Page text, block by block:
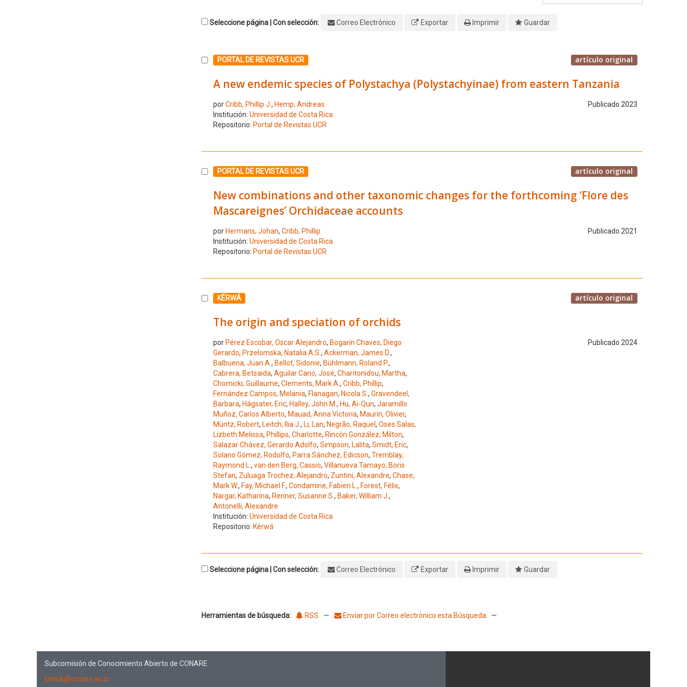
Seleccione página | Con selección: Correo Electrónico Exportar Imprimir Guardar
Seleccione el número de resultado 1
PORTAL DE REVISTAS UCR artículo original
A new endemic species of Polystachya (Polystachyinae) from eastern Tanzania
porCribb, Phillip J., Hemp, Andreas
Publicado 2023
Institución: Universidad de Costa Rica
Repositorio: Portal de Revistas UCR
Seleccione el número de resultado 2
PORTAL DE REVISTAS UCR artículo original
New combinations and other taxonomic changes for the forthcoming ‘Flore des
Mascareignes’ Orchidaceae accounts
por Hermans, Johan, Cribb, Phillip
Publicado 2021
Institución: Universidad de Costa Rica
Repositorio: Portal de Revistas UCR
Seleccione el número de resultado 3
KÉRWÁ artículo original
The origin and speciation of orchids
por Pérez Escobar, Oscar Alejandro, Bogarín Chaves, Diego
Gerardo, Przelomska, Natalia A.S., Ackerman, James D.,
Balbuena, Juan A., Bellot, Sidonie, Bühlmann, Roland P.,
Cabrera, Betsaida, Aguilar Cano, José, Charitonidou, Martha,
Chomicki, Guillaume, Clements, Mark A., Cribb, Phillip,
Fernández Campos, Melania, Flanagan, Nicola S., Gravendeel,
Barbara, Hágsater, Eric, Halley, John M., Hu, Ai-Qun, Jaramillo
Muñoz, Carlos Alberto, Mauad, Anna Victoria, Maurin, Olivier,
Müntz, Robert, Leitch, Ilia J., Li, Lan, Negrão, Raquel , Oses Salas,
Lizbeth Melissa, Phillips, Charlotte, Rincón González, Milton,
Salazar Chávez, Gerardo Adolfo, Simpson, Lalita, Smidt, Eric,
Solano Gómez, Rodolfo, Parra Sánchez, Edicson, Tremblay,
Raymond L., van den Berg, Cassio, Villanueva Tamayo, Boris
Stefan, Zuluaga Trochez, Alejandro, Zuntini, Alexandre, Chase,
Mark W., Fay, Michael F., Condamine, Fabien L., Forest, Félix,
Nargar, Katharina, Renner, Susanne S., Baker, William J.,
Antonelli, Alexandre
Publicado 2024
Institución: Universidad de Costa Rica
Repositorio: Kérwá
Seleccione página | Con selección: Correo Electrónico Exportar Imprimir Guardar
Herramientas de búsqueda: RSS — Enviar por Correo electrónico esta Búsqueda —
Subcomisión de Conocimiento Abierto de CONARE
kimuk@conare.ac.cr